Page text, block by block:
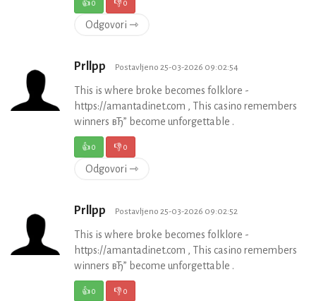
👍0 👎0
Odgovori ⇾
Prllpp Postavljeno 25-03-2026 09:02:54
This is where broke becomes folklore -
https://amantadinet.com , This casino remembers
winners вЂ” become unforgettable .
👍0 👎0
Odgovori ⇾
Prllpp Postavljeno 25-03-2026 09:02:52
This is where broke becomes folklore -
https://amantadinet.com , This casino remembers
winners вЂ” become unforgettable .
👍0 👎0